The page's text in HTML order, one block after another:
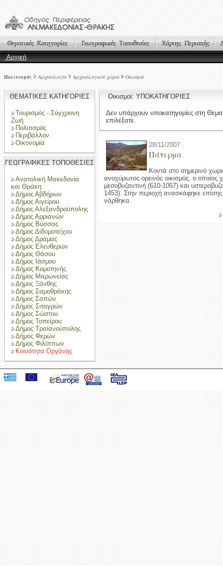
Αρχική
Πολιτισμός Αρχαιολογία Αρχαιολογικοί χώροι Οικισμοί
ΘΕΜΑΤΙΚΕΣ ΚΑΤΗΓΟΡΙΕΣ
Τουρισμός - Σύγχρονη
Ζωή
Πολιτισμός
Περιβάλλον
Οικονομία
ΓΕΩΓΡΑΦΙΚΕΣ ΤΟΠΟΘΕΣΙΕΣ
Ανατολική Μακεδονία
και Θράκη
Δήμος Αβδήρων
Δήμος Αιγείρου
Δήμος Αλεξανδρούπολης
Δήμος Αρριανών
Δήμος Βύσσας
Δήμος Διδυμοτείχου
Δήμος Δράμας
Δήμος Ελευθερών
Δήμος Θάσου
Δήμος Ιάσμου
Δήμος Κομοτηνής
Δήμος Μαρωνείας
Δήμος Ξάνθης
Δήμος Σαμοθράκης
Δήμος Σαπών
Δήμος Σιταγρών
Δήμος Σώστου
Δήμος Τοπείρου
Δήμος Τραϊανούπολης
Δήμος Φερών
Δήμος Φιλίππων
Κοινότητα Οργάνης
Οικισμοί: ΥΠΟΚΑΤΗΓΟΡΙΕΣ
Δεν υπάρχουν υποκατηγορίες στη
επιλέξατε.
28/11/2007
Πάτερμα
Κοντά στο σημερινό
ανοχύρωτος ορεινός οικισμός, ο οποίος
μεσοβυζαντινή (610-1057) και
1453). Στην περιοχή ανασκάφηκε
νάρθηκα.